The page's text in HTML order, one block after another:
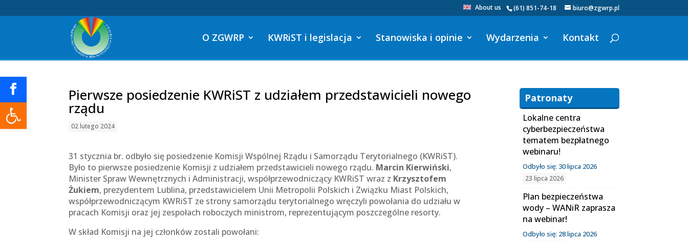
Otwórz pasek narzędzi
(61) 851-74-18 biuro@zgwrp.pl
About us
O ZGWRP KWRiST i legislacja Stanowiska i opinie Wydarzenia Kontakt
Pierwsze posiedzenie KWRiST z udziałem przedstawicieli nowego
rządu
02 lutego 2024
31 stycznia br. odbyło się posiedzenie Komisji Wspólnej Rządu i Samorządu Terytorialnego (KWRiST).
Było to pierwsze posiedzenie Komisji z udziałem przedstawicieli nowego rządu. Marcin Kierwiński,
Minister Spraw Wewnętrznych i Administracji, współprzewodniczący KWRiST wraz z Krzysztofem
Żukiem, prezydentem Lublina, przedstawicielem Unii Metropolii Polskich i Związku Miast Polskich,
współprzewodniczącym KWRiST ze strony samorządu terytorialnego wręczyli powołania do udziału w
pracach Komisji oraz jej zespołach roboczych ministrom, reprezentującym poszczególne resorty.
W skład Komisji na jej członków zostali powołani:
Patronaty
Lokalne centra
cyberbezpieczeństwa
tematem bezpłatnego
webinaru!
Odbyło się: 30 lipca 2026
23 lipca 2026
Plan bezpieczeństwa
wody – WANiR zaprasza
na webinar!
Odbyło się: 28 lipca 2026